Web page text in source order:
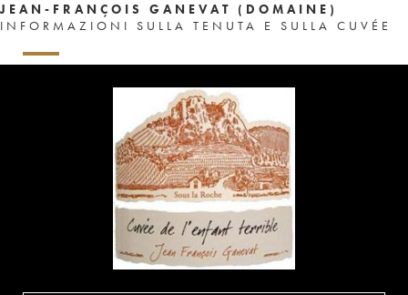
JEAN-FRANÇOIS GANEVAT (DOMAINE)
INFORMAZIONI SULLA TENUTA E SULLA CUVÉE